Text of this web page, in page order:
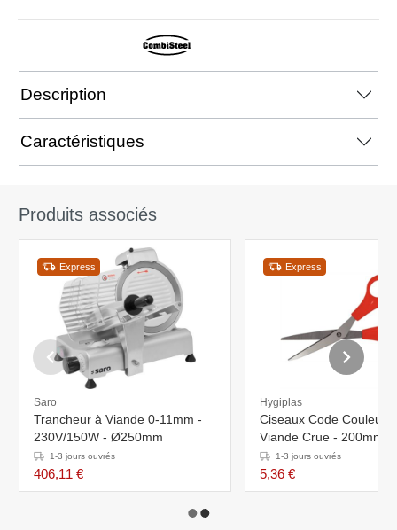
Description
Caractéristiques
Produits associés
Express
Saro
Trancheur à Viande 0-11mm -
230V/150W - Ø250mm
1-3 jours ouvrés
406,11 €
Express
Hygiplas
Ciseaux Code Couleur
Viande Crue - 200mm
1-3 jours ouvrés
5,36 €